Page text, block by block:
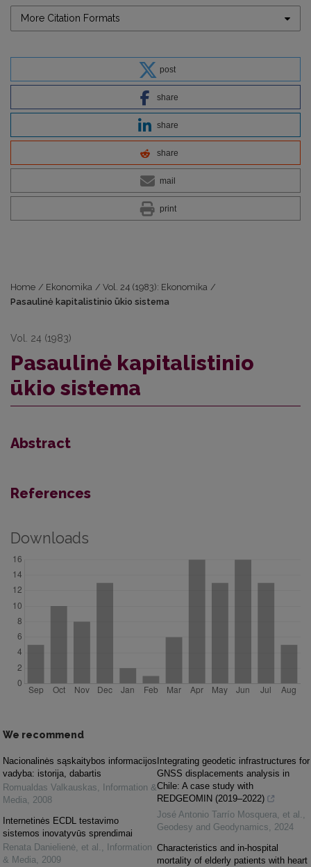
More Citation Formats
post
share
share
share
mail
print
Home / Ekonomika / Vol. 24 (1983): Ekonomika /
Pasaulinė kapitalistinio ūkio sistema
Vol. 24 (1983)
Pasaulinė kapitalistinio
ūkio sistema
Abstract
References
Downloads
We recommend
Nacionalinės sąskaitybos informacijos
vadyba: istorija, dabartis
Romualdas Valkauskas,
Information &
Media, 2008
Internetinės ECDL testavimo
sistemos inovatyvūs sprendimai
Renata Danielienė, et al. ,
Information
& Media, 2009
Integrating geodetic infrastructures for
GNSS displacements analysis in
Chile: A case study with
REDGEOMIN (2019–2022)
José Antonio Tarrío Mosquera, et al. ,
Geodesy and Geodynamics, 2024
Characteristics and in-hospital
mortality of elderly patients with heart